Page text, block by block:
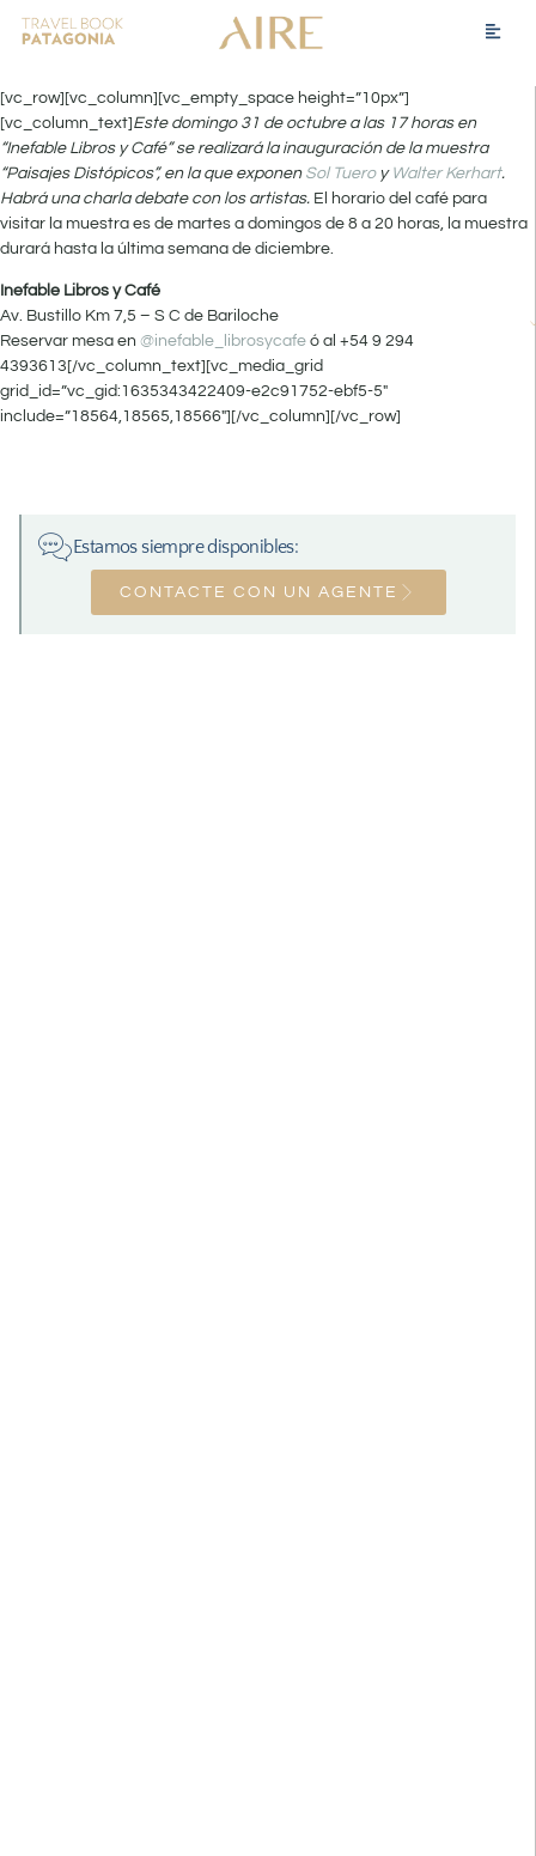
[vc_row][vc_column][vc_empty_space height=”10px”]
[vc_column_text] Este domingo 31 de octubre a las 17 horas en
“Inefable Libros y Café” se realizará la inauguración de la muestra
“Paisajes Distópicos”, en la que exponen Sol Tueroy Walter Kerhart.
Habrá una charla debate con los artistas. El horario del café para
visitar la muestra es de martes a domingos de 8 a 20 horas, la muestra
durará hasta la última semana de diciembre.
Inefable Libros y Café
Av. Bustillo Km 7,5 – S C de Bariloche
Reservar mesa en @inefable_librosycafe ó al +54 9 294
4393613[/vc_column_text][vc_media_grid
grid_id=”vc_gid:1635343422409-e2c91752-ebf5-5″
include=”18564,18565,18566″][/vc_column][/vc_row]
Estamos siempre disponibles:
CONTACTE CON UN AGENTE